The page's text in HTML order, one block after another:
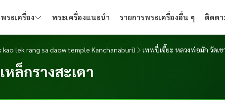
ระเครื่อง พระเครื่องแนะนำ รายการพระเครื่องอื่น ๆ ติดต
lek rang sa daow temple Kanchanaburi) เทพปี่เซี๊ยะ หลวงพ่อมัก วัดเข
ล็กรางสะเดา